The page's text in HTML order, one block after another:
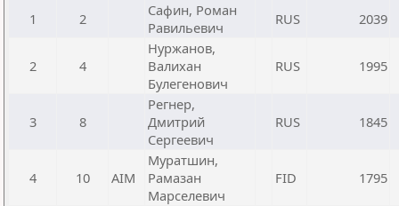
1
2
Сафин, Роман
Равильевич
RUS 2039
2 4
Нуржанов,
Валихан
Булегенович
RUS 1995
3 8
Регнер,
Дмитрий
Сергеевич
RUS 1845
4 10 AIM
Муратшин,
Рамазан
Марселевич
FID 1795